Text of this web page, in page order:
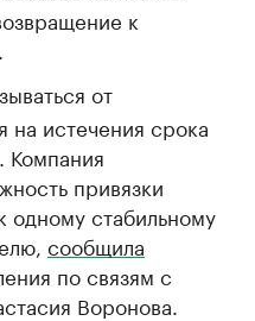
к
от
на истечения срока
Компания
привязки
одному стабильному
сообщила
по связям с
Воронова.